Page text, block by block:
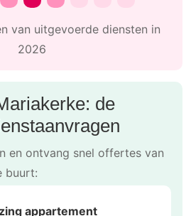
van uitgevoerde diensten in
2026
de
en ontvang snel offertes van
buurt:
appartement